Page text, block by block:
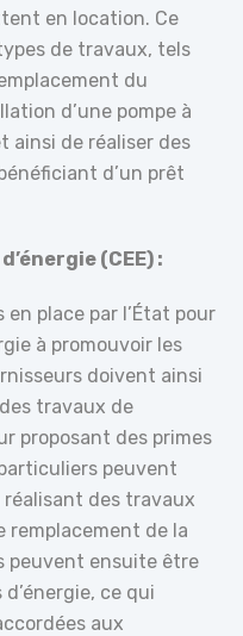
en location. Ce
de travaux, tels
du
d’une pompe à
ainsi de réaliser des
d’un prêt
(CEE) :
place par l’État pour
à promouvoir les
doivent ainsi
travaux de
proposant des primes
peuvent
réalisant des travaux
remplacement de la
peuvent ensuite être
ce qui
aux